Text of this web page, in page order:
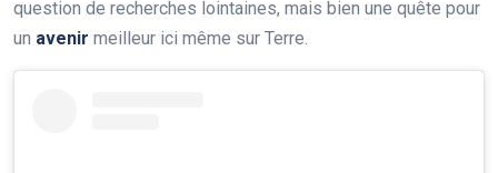
question de recherches lointaines, mais bien une quête pour
un avenir meilleur ici même sur Terre.